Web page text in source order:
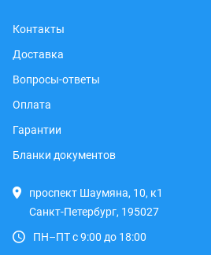
Контакты
Доставка
Вопросы-ответы
Оплата
Гарантии
Бланки документов
проспект Шаумяна, 10, к1
Санкт-Петербург, 195027
ПН–ПТ с 9:00 до 18:00